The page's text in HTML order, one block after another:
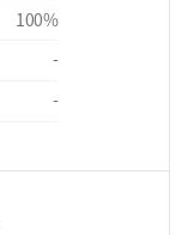
100%
-
-